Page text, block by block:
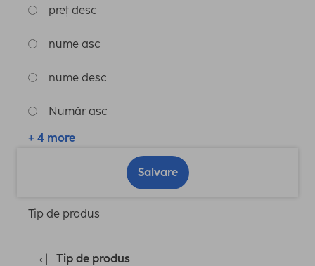
preț desc
nume asc
nume desc
Număr asc
+ 4 more
Salvare
Tip de produs
Tip de produs